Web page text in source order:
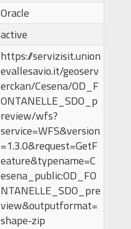
Oracle
active
https://servizisit.union
evallesavio.it/geoserv
erckan/Cesena/OD_F
ONTANELLE_SDO_p
review/wfs?
service=WFS&version
=1.3.0&request=GetF
eature&typename=C
esena_public:OD_FO
NTANELLE_SDO_pre
view&outputformat=
shape-zip